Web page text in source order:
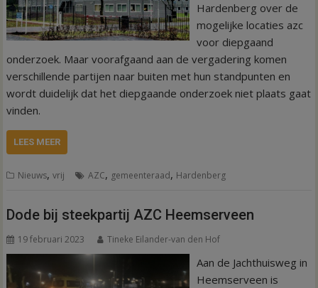
Hardenberg over de
mogelijke locaties azc
voor diepgaand
onderzoek. Maar voorafgaand aan de vergadering komen
verschillende partijen naar buiten met hun standpunten en
wordt duidelijk dat het diepgaande onderzoek niet plaats gaat
vinden.
LEES MEER
Nieuws,vrij AZC, gemeenteraad, Hardenberg
Dode bij steekpartij AZC Heemserveen
19 februari 2023 Tineke Eilander-van den Hof
Aan de Jachthuisweg in
Heemserveen is